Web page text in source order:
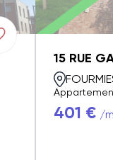
15 RUE
401 € /